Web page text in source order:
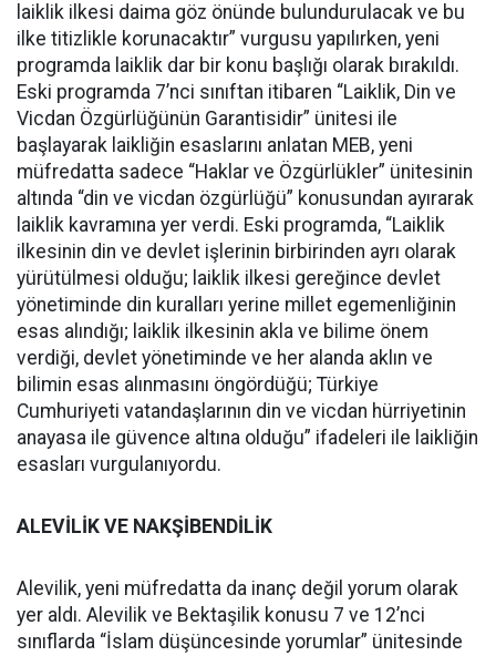
laiklik ilkesi daima göz önünde bulundurulacak ve bu
ilke titizlikle korunacaktır” vurgusu yapılırken, yeni
programda laiklik dar bir konu başlığı olarak bırakıldı.
Eski programda 7’nci sınıftan itibaren “Laiklik, Din ve
Vicdan Özgürlüğünün Garantisidir” ünitesi ile
başlayarak laikliğin esaslarını anlatan MEB, yeni
müfredatta sadece “Haklar ve Özgürlükler” ünitesinin
altında “din ve vicdan özgürlüğü” konusundan ayırarak
laiklik kavramına yer verdi. Eski programda, “Laiklik
ilkesinin din ve devlet işlerinin birbirinden ayrı olarak
yürütülmesi olduğu; laiklik ilkesi gereğince devlet
yönetiminde din kuralları yerine millet egemenliğinin
esas alındığı; laiklik ilkesinin akla ve bilime önem
verdiği, devlet yönetiminde ve her alanda aklın ve
bilimin esas alınmasını öngördüğü; Türkiye
Cumhuriyeti vatandaşlarının din ve vicdan hürriyetinin
anayasa ile güvence altına olduğu” ifadeleri ile laikliğin
esasları vurgulanıyordu.
ALEVİLİK VE NAKŞİBENDİLİK
Alevilik, yeni müfredatta da inanç değil yorum olarak
yer aldı. Alevilik ve Bektaşilik konusu 7 ve 12’nci
sınıflarda “İslam düşüncesinde yorumlar” ünitesinde